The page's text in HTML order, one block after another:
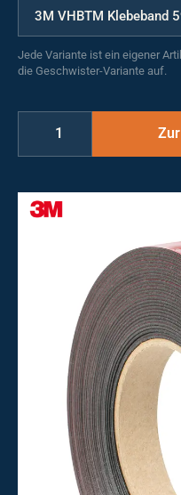
Jede Variante ist ein eigener
die Geschwister-Variante auf.